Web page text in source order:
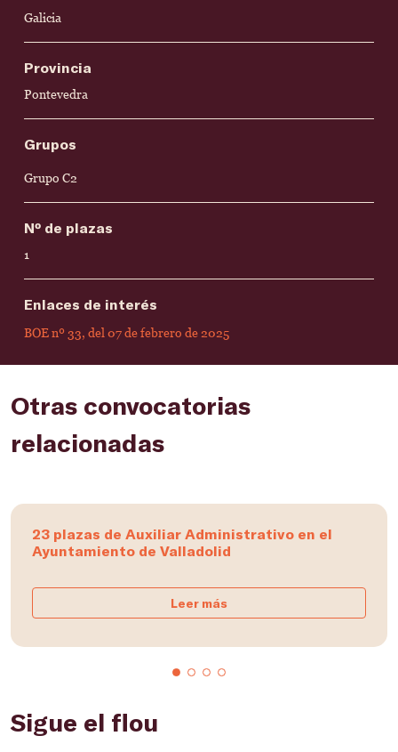
Galicia
Provincia
Pontevedra
Grupos
Grupo C2
Nº de plazas
1
Enlaces de interés
BOE nº 33, del 07 de febrero de 2025
Otras convocatorias
relacionadas
23 plazas de Auxiliar Administrativo en el
Ayuntamiento de Valladolid
Leer más
Sigue el flou